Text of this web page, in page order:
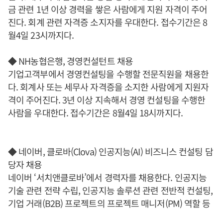
금 관련 1년 이상 경력을 쌓은 사람에게 지원 자격이 주어
진다. 회계 관련 자격증 소지자를 우대한다. 접수기간은 8
월4일 23시까지다.
◆ NH농협은행, 경영컨설턴트 채용
기업고객부에서 경영컨설팅을 수행할 전문직원을 채용한
다. 회계사 또는 세무사 자격증을 소지한 사람에게 지원자
격이 주어진다. 3년 이상 지속해서 경영 컨설팅을 수행한
사람을 우대한다. 접수기간은 8월4일 18시까지다.
◆ 네이버, 클로바(Clova) 인공지능(AI) 비즈니스 컨설팅 담
당자 채용
네이버 ‘서치앤클로바’에서 경력자를 채용한다. 인공지능
기술 관련 전략 수립, 인공지능 솔루션 관련 전반적 컨설팅,
기업 거래(B2B) 프로젝트의 프로젝트 매니저(PM) 역할 등